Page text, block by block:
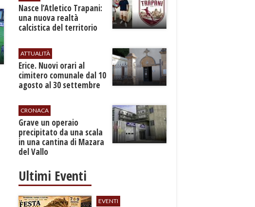
Nasce l’Atletico Trapani:
una nuova realtà
calcistica del territorio
ATTUALITÀ
​Erice. Nuovi orari al
cimitero comunale dal 10
agosto al 30 settembre
CRONACA
​Grave un operaio
precipitato da una scala
in una cantina di Mazara
del Vallo
Ultimi Eventi
EVENTI